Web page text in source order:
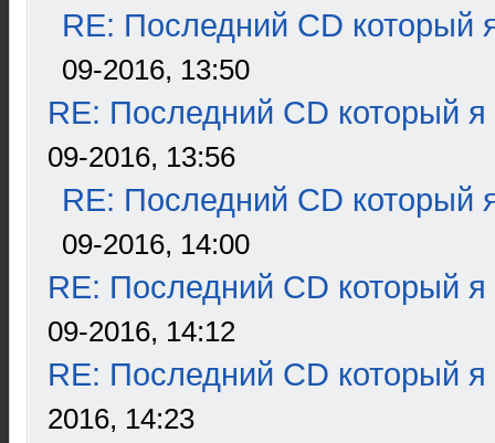
RE: Последний CD который
09-2016, 13:50
RE: Последний CD который я
09-2016, 13:56
RE: Последний CD который
09-2016, 14:00
RE: Последний CD который я
09-2016, 14:12
RE: Последний CD который я
2016, 14:23